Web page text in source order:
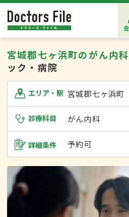
宮城郡七ヶ浜町のがん内
ック・病院
エリア・駅 宮城郡七ヶ浜町
診療科目 がん内科
詳細条件 予約可